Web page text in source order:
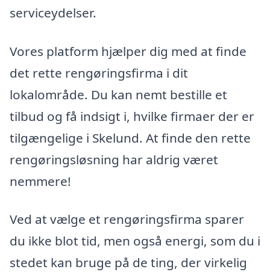
serviceydelser.
Vores platform hjælper dig med at finde
det rette rengøringsfirma i dit
lokalområde. Du kan nemt bestille et
tilbud og få indsigt i, hvilke firmaer der er
tilgængelige i Skelund. At finde den rette
rengøringsløsning har aldrig været
nemmere!
Ved at vælge et rengøringsfirma sparer
du ikke blot tid, men også energi, som du i
stedet kan bruge på de ting, der virkelig